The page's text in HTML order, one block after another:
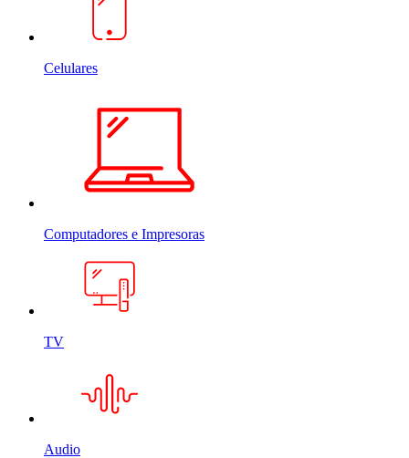
Celulares
Computadores e Impresoras
TV
Audio